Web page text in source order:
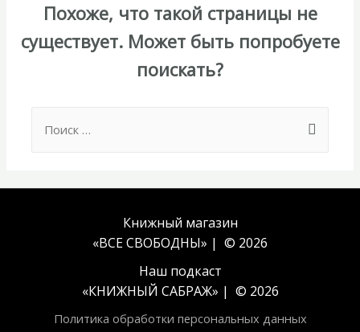
Похоже, что такой страницы не
существует. Может быть попробуете
поискать?
for:
Книжный магазин
«ВСЕ СВОБОДНЫ» | © 2026
Наш подкаст
«КНИЖНЫЙ САБРАЖ» | © 2026
Политика обработки персональных данных